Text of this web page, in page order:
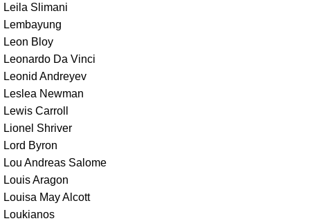
Leila Slimani
Lembayung
Leon Bloy
Leonardo Da Vinci
Leonid Andreyev
Leslea Newman
Lewis Carroll
Lionel Shriver
Lord Byron
Lou Andreas Salome
Louis Aragon
Louisa May Alcott
Loukianos